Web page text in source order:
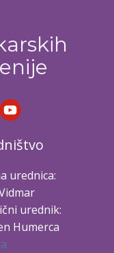
urednica:
urednik:
Humerca